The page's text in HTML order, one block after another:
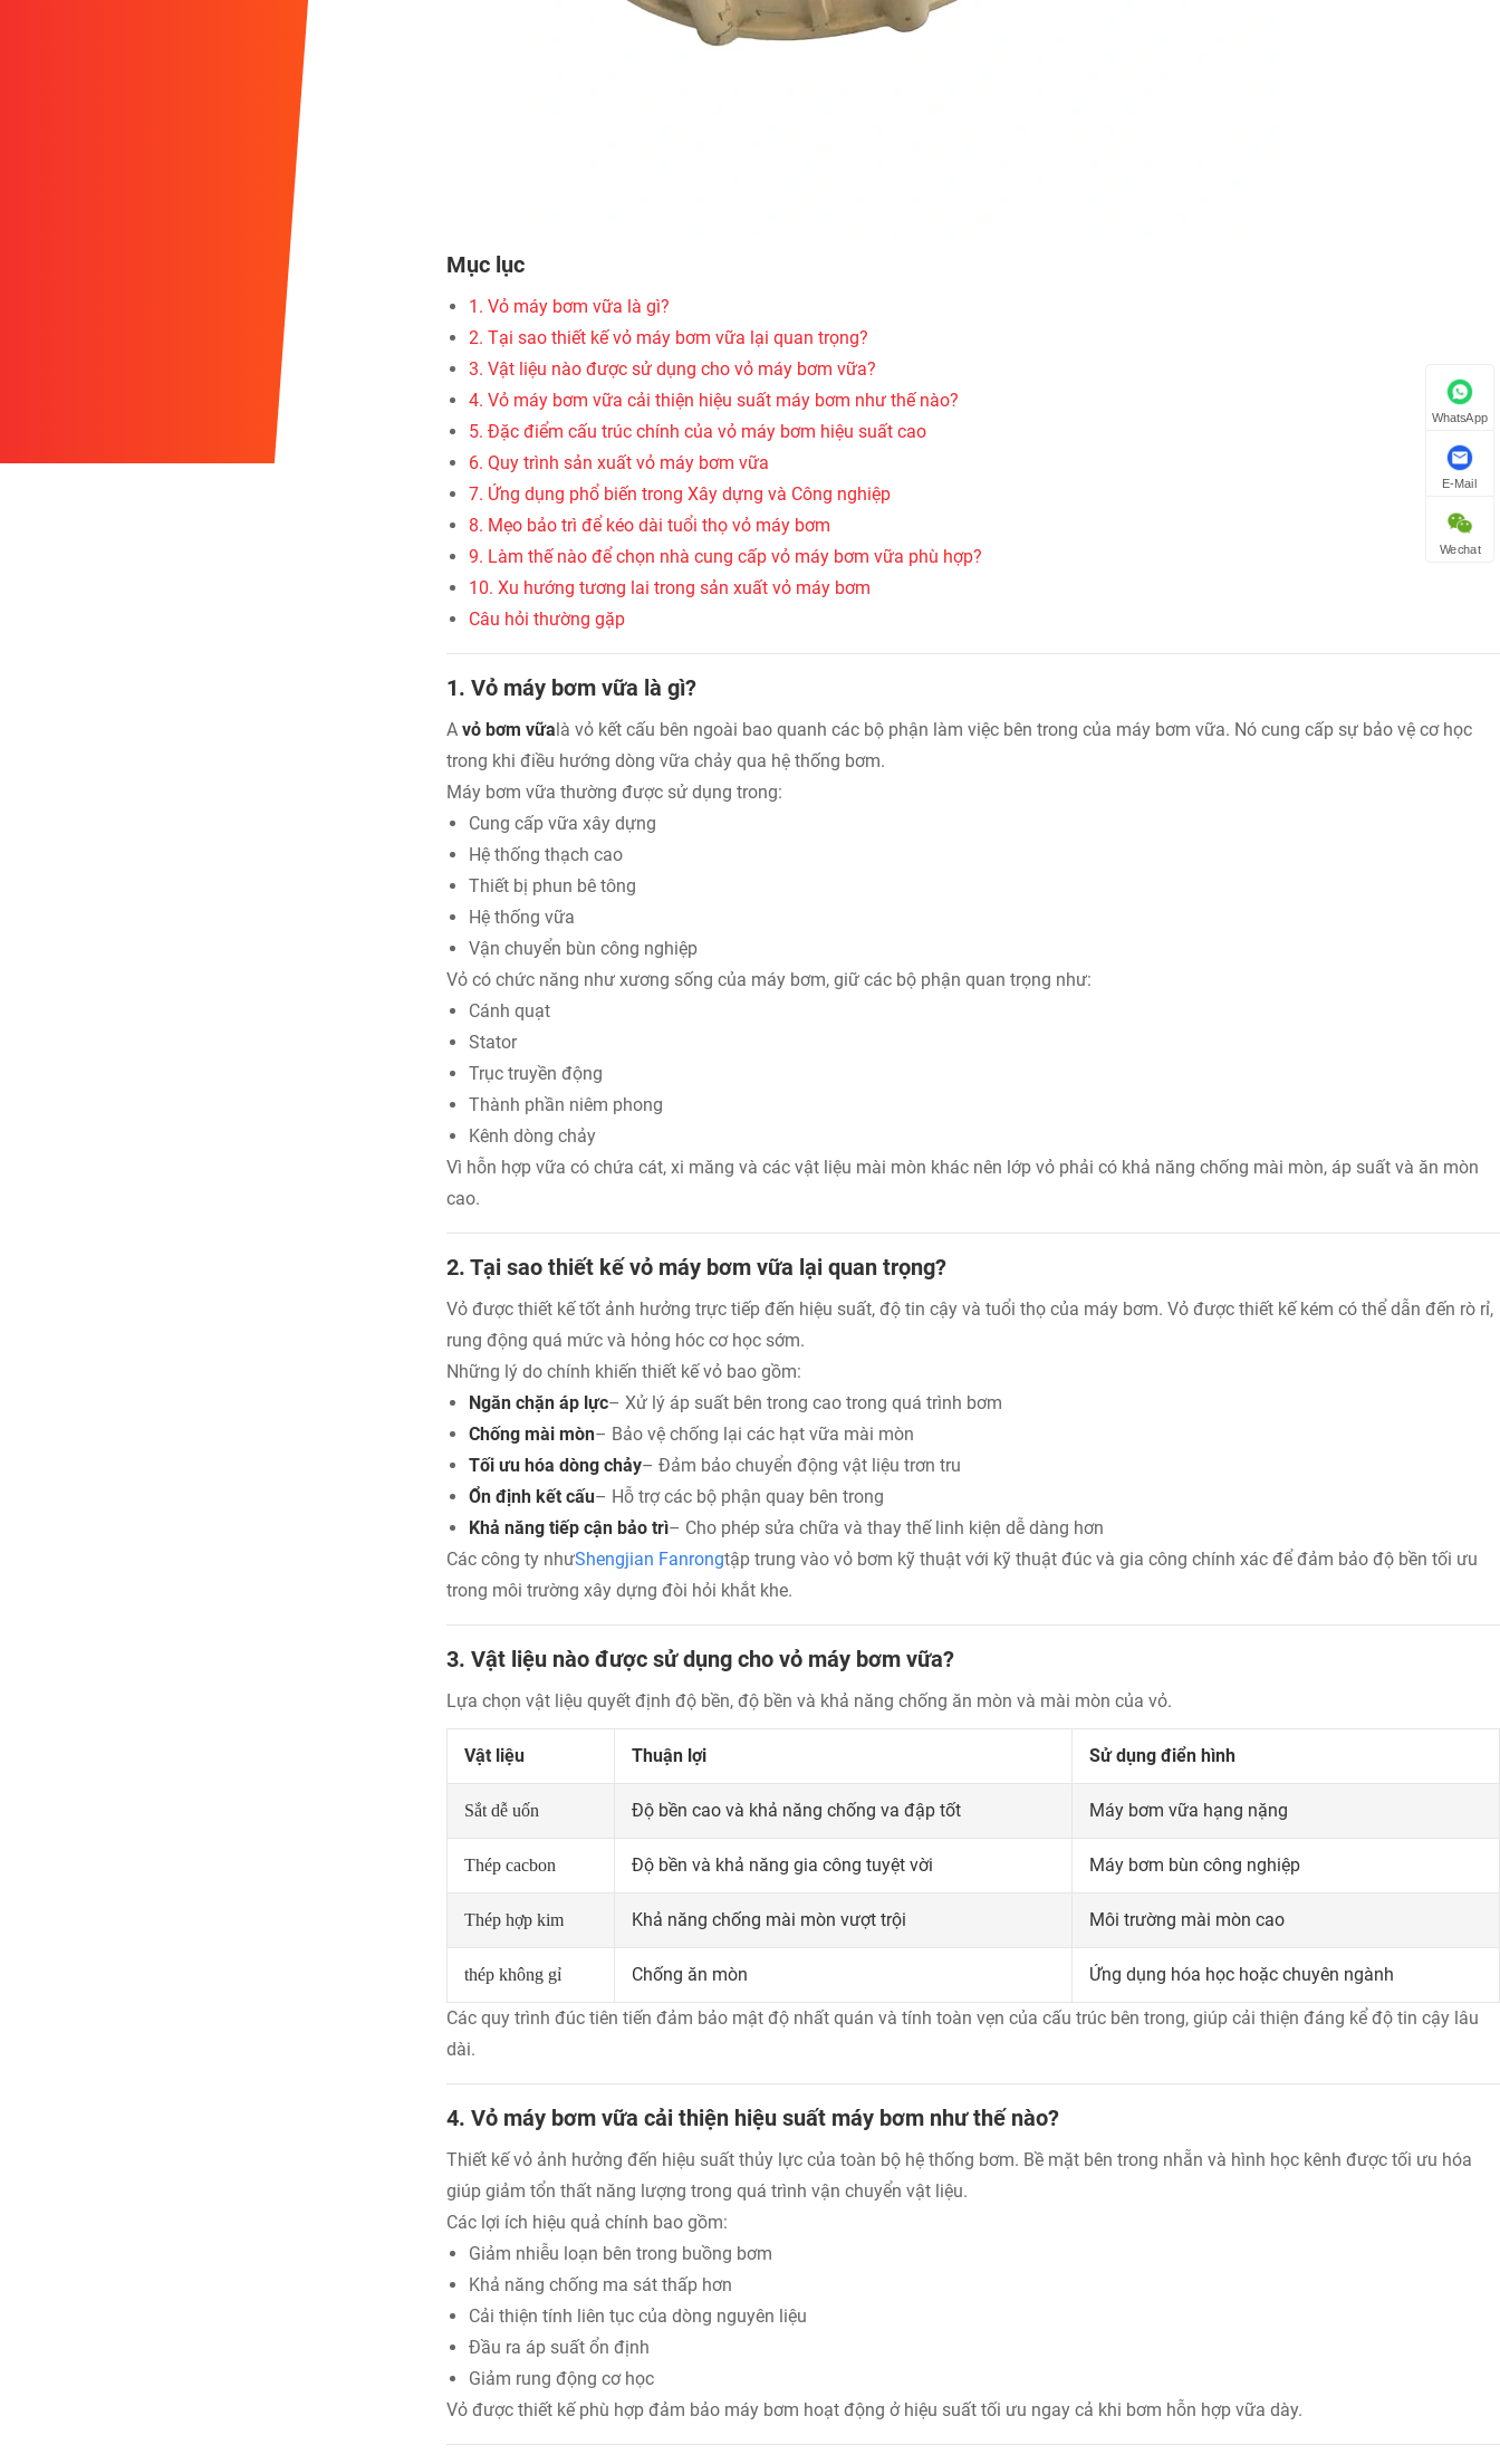
Mục lục
1. Vỏ máy bơm vữa là gì?
2. Tại sao thiết kế vỏ máy bơm vữa lại quan trọng?
3. Vật liệu nào được sử dụng cho vỏ máy bơm vữa?
4. Vỏ máy bơm vữa cải thiện hiệu suất máy bơm như thế nào?
5. Đặc điểm cấu trúc chính của vỏ máy bơm hiệu suất cao
6. Quy trình sản xuất vỏ máy bơm vữa
7. Ứng dụng phổ biến trong Xây dựng và Công nghiệp
8. Mẹo bảo trì để kéo dài tuổi thọ vỏ máy bơm
9. Làm thế nào để chọn nhà cung cấp vỏ máy bơm vữa phù hợp?
10. Xu hướng tương lai trong sản xuất vỏ máy bơm
Câu hỏi thường gặp
1. Vỏ máy bơm vữa là gì?
A vỏ bơm vữalà vỏ kết cấu bên ngoài bao quanh các bộ phận làm việc bên trong của máy bơm vữa. Nó cung cấp sự bảo vệ cơ học
trong khi điều hướng dòng vữa chảy qua hệ thống bơm.
Máy bơm vữa thường được sử dụng trong:
Cung cấp vữa xây dựng
Hệ thống thạch cao
Thiết bị phun bê tông
Hệ thống vữa
Vận chuyển bùn công nghiệp
Vỏ có chức năng như xương sống của máy bơm, giữ các bộ phận quan trọng như:
Cánh quạt
Stator
Trục truyền động
Thành phần niêm phong
Kênh dòng chảy
Vì hỗn hợp vữa có chứa cát, xi măng và các vật liệu mài mòn khác nên lớp vỏ phải có khả năng chống mài mòn, áp suất và ăn mòn
cao.
2. Tại sao thiết kế vỏ máy bơm vữa lại quan trọng?
Vỏ được thiết kế tốt ảnh hưởng trực tiếp đến hiệu suất, độ tin cậy và tuổi thọ của máy bơm. Vỏ được thiết kế kém có thể dẫn đến rò rỉ,
rung động quá mức và hỏng hóc cơ học sớm.
Những lý do chính khiến thiết kế vỏ bao gồm:
Ngăn chặn áp lực– Xử lý áp suất bên trong cao trong quá trình bơm
Chống mài mòn– Bảo vệ chống lại các hạt vữa mài mòn
Tối ưu hóa dòng chảy– Đảm bảo chuyển động vật liệu trơn tru
Ổn định kết cấu– Hỗ trợ các bộ phận quay bên trong
Khả năng tiếp cận bảo trì– Cho phép sửa chữa và thay thế linh kiện dễ dàng hơn
Các công ty nhưShengjian Fanrongtập trung vào vỏ bơm kỹ thuật với kỹ thuật đúc và gia công chính xác để đảm bảo độ bền tối ưu
trong môi trường xây dựng đòi hỏi khắt khe.
3. Vật liệu nào được sử dụng cho vỏ máy bơm vữa?
Lựa chọn vật liệu quyết định độ bền, độ bền và khả năng chống ăn mòn và mài mòn của vỏ.
Vật liệu Thuận lợi Sử dụng điển hình
Sắt dễ uốn Độ bền cao và khả năng chống va đập tốt Máy bơm vữa hạng nặng
Thép cacbon Độ bền và khả năng gia công tuyệt vời Máy bơm bùn công nghiệp
Thép hợp kim Khả năng chống mài mòn vượt trội Môi trường mài mòn cao
thép không gỉ Chống ăn mòn Ứng dụng hóa học hoặc chuyên ngành
Các quy trình đúc tiên tiến đảm bảo mật độ nhất quán và tính toàn vẹn của cấu trúc bên trong, giúp cải thiện đáng kể độ tin cậy lâu
dài.
4. Vỏ máy bơm vữa cải thiện hiệu suất máy bơm như thế nào?
Thiết kế vỏ ảnh hưởng đến hiệu suất thủy lực của toàn bộ hệ thống bơm. Bề mặt bên trong nhẵn và hình học kênh được tối ưu hóa
giúp giảm tổn thất năng lượng trong quá trình vận chuyển vật liệu.
Các lợi ích hiệu quả chính bao gồm:
Giảm nhiễu loạn bên trong buồng bơm
Khả năng chống ma sát thấp hơn
Cải thiện tính liên tục của dòng nguyên liệu
Đầu ra áp suất ổn định
Giảm rung động cơ học
Vỏ được thiết kế phù hợp đảm bảo máy bơm hoạt động ở hiệu suất tối ưu ngay cả khi bơm hỗn hợp vữa dày.
WhatsApp
E-Mail
Wechat